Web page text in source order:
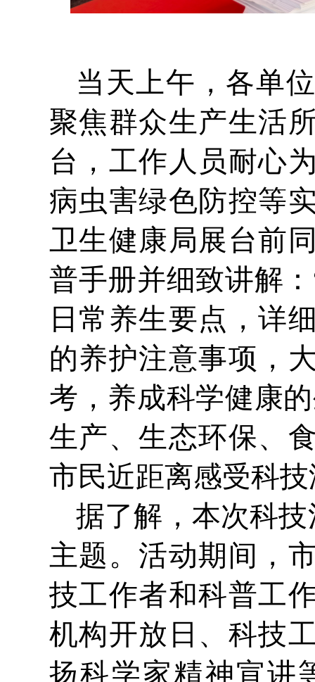
当天上午，各单
聚焦群众生产生活
台，工作人员耐心
病虫害绿色防控等
卫生健康局展台前
普手册并细致讲解
日常养生要点，详
的养护注意事项，
考，养成科学健康
生产、生态环保、
市民近距离感受科
据了解，本次科技
主题。活动期间，
技工作者和科普工
机构开放日、科技
扬科学家精神宣讲